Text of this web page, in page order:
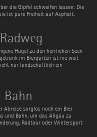
die Gipfel schweifen lassen: Die
ist pure Freiheit auf Asphalt.
Hügel zu den herrlichen Seen
im Biergarten ist nie weit
nur landschaftlich ein
Abreise sorglos noch ein Bier
und Bahn, um das Allgäu zu
Radtour oder Wintersport